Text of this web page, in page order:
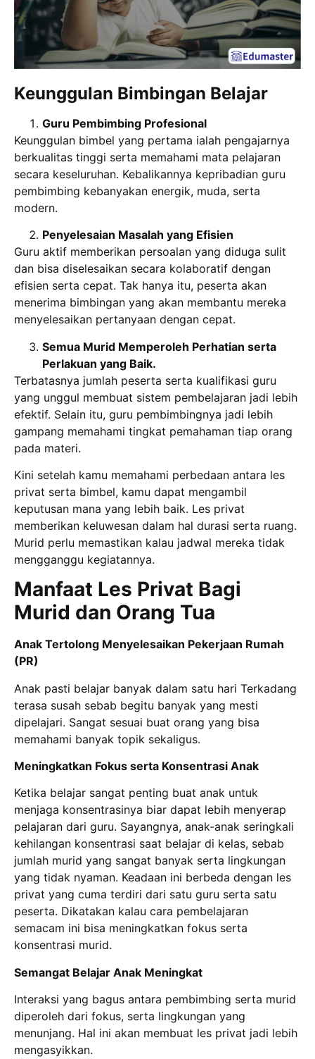
Keunggulan Bimbingan Belajar
Guru Pembimbing Profesional
Keunggulan bimbel yang pertama ialah pengajarnya
berkualitas tinggi serta memahami mata pelajaran
secara keseluruhan. Kebalikannya kepribadian guru
pembimbing kebanyakan energik, muda, serta
modern.
Penyelesaian Masalah yang Efisien
Guru aktif memberikan persoalan yang diduga sulit
dan bisa diselesaikan secara kolaboratif dengan
efisien serta cepat. Tak hanya itu, peserta akan
menerima bimbingan yang akan membantu mereka
menyelesaikan pertanyaan dengan cepat.
Semua Murid Memperoleh Perhatian serta
Perlakuan yang Baik.
Terbatasnya jumlah peserta serta kualifikasi guru
yang unggul membuat sistem pembelajaran jadi lebih
efektif. Selain itu, guru pembimbingnya jadi lebih
gampang memahami tingkat pemahaman tiap orang
pada materi.
Kini setelah kamu memahami perbedaan antara les
privat serta bimbel, kamu dapat mengambil
keputusan mana yang lebih baik. Les privat
memberikan keluwesan dalam hal durasi serta ruang.
Murid perlu memastikan kalau jadwal mereka tidak
mengganggu kegiatannya.
Manfaat Les Privat Bagi
Murid dan Orang Tua
Anak Tertolong Menyelesaikan Pekerjaan Rumah
(PR)
Anak pasti belajar banyak dalam satu hari Terkadang
terasa susah sebab begitu banyak yang mesti
dipelajari. Sangat sesuai buat orang yang bisa
memahami banyak topik sekaligus.
Meningkatkan Fokus serta Konsentrasi Anak
Ketika belajar sangat penting buat anak untuk
menjaga konsentrasinya biar dapat lebih menyerap
pelajaran dari guru. Sayangnya, anak-anak seringkali
kehilangan konsentrasi saat belajar di kelas, sebab
jumlah murid yang sangat banyak serta lingkungan
yang tidak nyaman. Keadaan ini berbeda dengan les
privat yang cuma terdiri dari satu guru serta satu
peserta. Dikatakan kalau cara pembelajaran
semacam ini bisa meningkatkan fokus serta
konsentrasi murid.
Semangat Belajar Anak Meningkat
Interaksi yang bagus antara pembimbing serta murid
diperoleh dari fokus, serta lingkungan yang
menunjang. Hal ini akan membuat les privat jadi lebih
mengasyikkan.